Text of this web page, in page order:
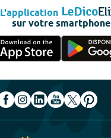
L'application
sur votre smartphone